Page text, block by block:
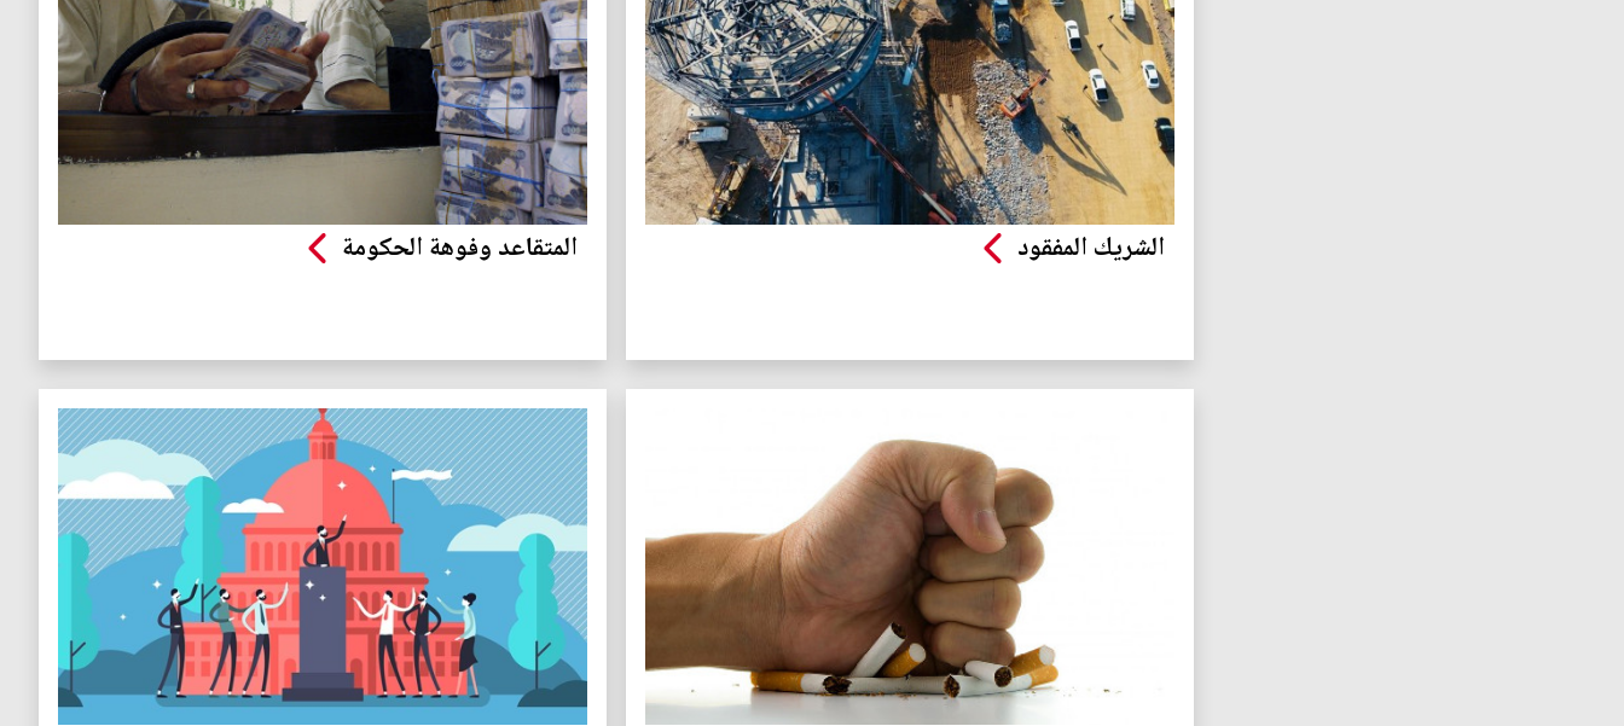
الشريك المفقود المتقاعد وفوهة الحكومة